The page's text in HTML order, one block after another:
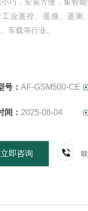
巧，安装方便，集智
工业遥控、遥感、遥测
车载等行业。
号： AF-GSM500-CE
间： 2025-08-04
立即咨询